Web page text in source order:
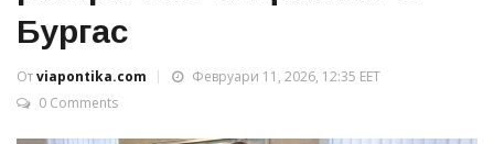
Бургас
Отviapontika.com
Февруари 11, 2026, 12:35 EET
0 Comments